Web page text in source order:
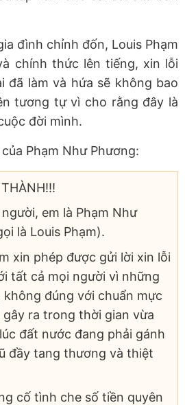
đình chỉnh đốn, Louis Phạm
chính thức lên tiếng, xin lỗi
đã làm và hứa sẽ không bao
tương tự vì cho rằng đây là
đời mình.
Phạm Như Phương:
em là Phạm Như
là Louis Phạm).
xin phép được gửi lời xin lỗi
tất cả mọi người vì những
đúng với chuẩn mực
gây ra trong thời gian vừa
đất nước đang phải gánh
đầy tang thương và thiệt
cố tình che số tiền quyên